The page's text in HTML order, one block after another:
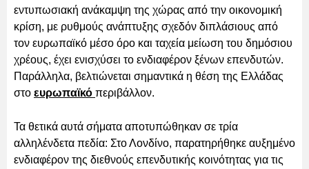
εντυπωσιακή ανάκαμψη της χώρας από την οικονομική
κρίση, με ρυθμούς ανάπτυξης σχεδόν διπλάσιους από
τον ευρωπαϊκό μέσο όρο και ταχεία μείωση του δημόσιου
χρέους, έχει ενισχύσει το ενδιαφέρον ξένων επενδυτών.
Παράλληλα, βελτιώνεται σημαντικά η θέση της Ελλάδας
στο ευρωπαϊκό περιβάλλον.
Τα θετικά αυτά σήματα αποτυπώθηκαν σε τρία
αλληλένδετα πεδία: Στο Λονδίνο, παρατηρήθηκε αυξημένο
ενδιαφέρον της διεθνούς επενδυτικής κοινότητας για τις